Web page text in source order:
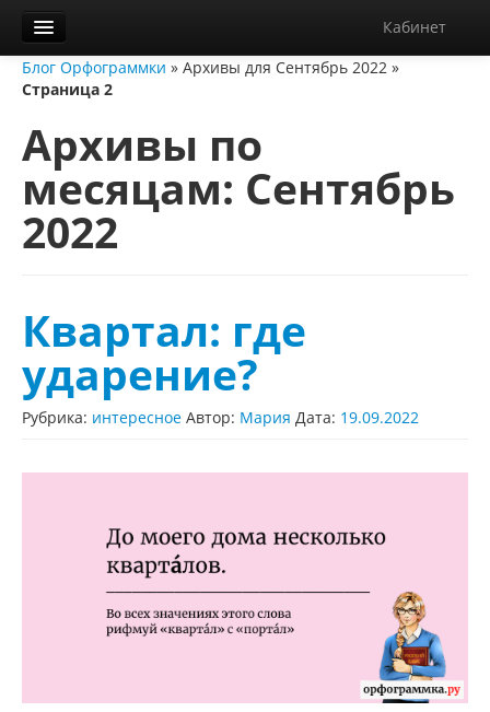
Кабинет
Орфограммка
Блог
О нас
Контакты
Диктанты
Блог Орфограммки » Архивы для Сентябрь 2022 »
Страница 2
Архивы по
месяцам: Сентябрь
2022
Квартал: где
ударение?
Рубрика: интересное Автор: Мария Дата: 19.09.2022